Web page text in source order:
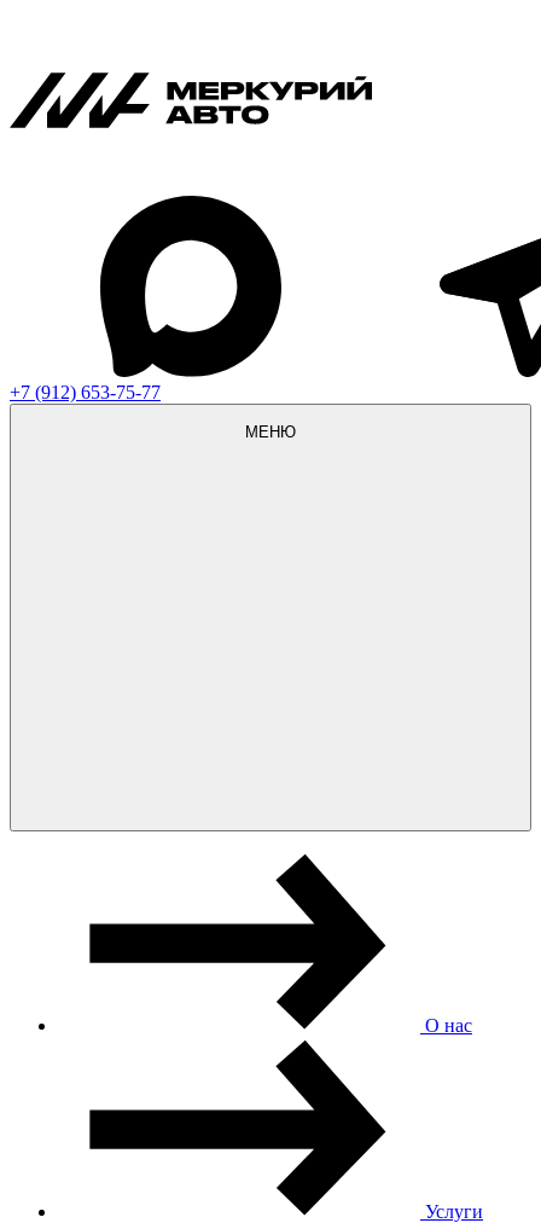
+7 (912) 653-75-77
МЕНЮ
О нас
Услуги